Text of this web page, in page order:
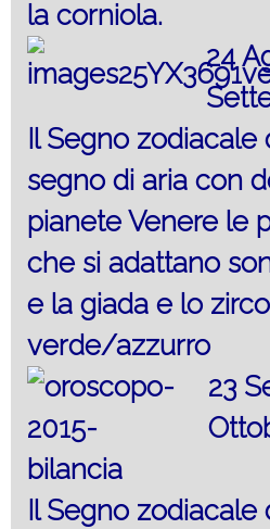
la corniola.
24
Il Segno zodiacale
segno di aria con
pianete Venere le
che si adattano
e la giada e lo
verde/azzurro
23
Il Segno zodiacale